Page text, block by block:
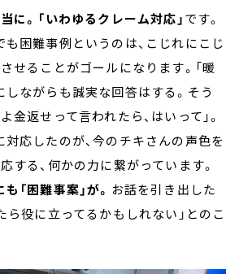
に。「いわゆるクレーム対応」です。
困難事例というのは、こじれにこじ
せることがゴールになります。「暖
ながらも誠実な回答はする。そう
金返せって言われたら、はいって」。
応したのが、今のチキさんの声色を
する、何かの力に繋がっています。
「困難事案」が。 お話を引き出した
ら役に立ってるかもしれない」とのこ